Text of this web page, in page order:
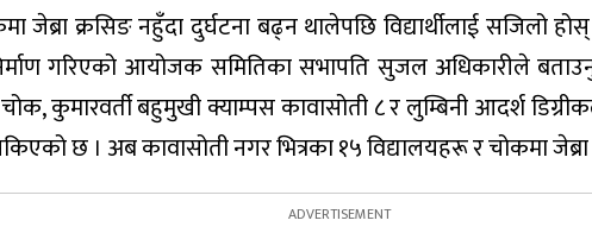
जेब्रा क्रसिङ नहुँदा दुर्घटना बढ्न थालेपछि विद्यार्थीलाई सजिलो
गरिएको आयोजक समितिका सभापति सुजल अधिकारीले
कुमारवर्ती बहुमुखी क्याम्पस कावासोती ८ र लुम्बिनी आदर्श
छ । अब कावासोती नगर भित्रका १५ विद्यालयहरू र चोकमा जेब्रा